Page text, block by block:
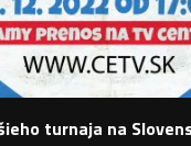
turnaja na